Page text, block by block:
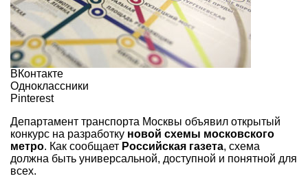
ВКонтакте
Одноклассники
Pinterest
Департамент транспорта Москвы объявил открытый
конкурс на разработку новой схемы московского
метро. Как сообщает Российская газета, схема
должна быть универсальной, доступной и понятной для
всех.